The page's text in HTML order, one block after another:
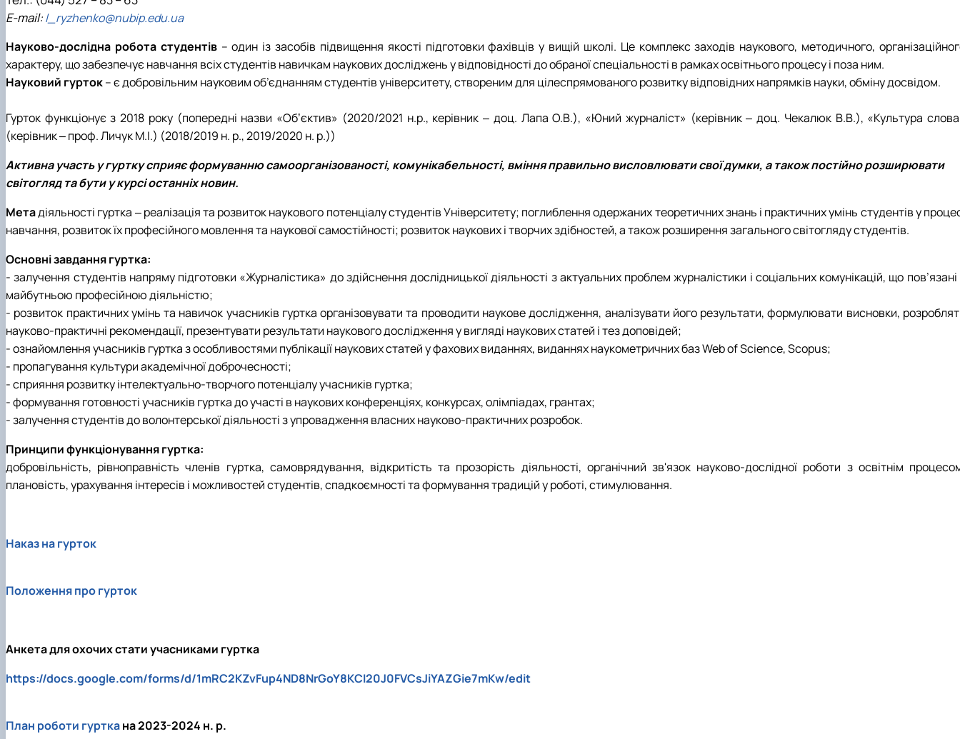
Е-mail:l_ryzhenko@nubip.edu.ua
Науково-дослідна робота студентів– один із засобів підвищення якості підготовки фахівців у вищій школі. Це комплекс заходів наукового, методичного,
характеру, що забезпечує навчання всіх студентів навичкам наукових досліджень у відповідності до обраної спеціальності в рамках освітнього процесу і поза ним.
Науковий гурток– є добровільним науковим об’єднанням студентів університету, створеним для цілеспрямованого розвитку відповідних напрямків науки, обміну досвідом.
Гурток функціонує з 2018 року (попередні назви «Обʼєктив» (2020/2021 н.р., керівник ‒ доц. Лапа О.В.), «Юний журналіст» (керівник ‒ доц. Чекалюк В.В.), «Культура
(керівник ‒ проф. Личук М.І.) (2018/2019 н. р., 2019/2020 н. р.))
Активна участь у гуртку сприяє формуванню самоорганізованості, комунікабельності, вміння правильно висловлювати свої думки, а також постійно розширювати
світогляд та бути у курсі останніх новин.
Метадіяльності гуртка ‒ реалізація та розвиток наукового потенціалу студентів Університету; поглиблення одержаних теоретичних знань і практичних умінь студентів у
навчання, розвиток їх професійного мовлення та наукової самостійності; розвиток наукових і творчих здібностей, а також розширення загального світогляду студентів.
Основні завдання гуртка:
- залучення студентів напряму підготовки «Журналістика» до здійснення дослідницької діяльності з актуальних проблем журналістики і соціальних комунікацій, що пов’язані
майбутньою професійною діяльністю;
- розвиток практичних умінь та навичок учасників гуртка організовувати та проводити наукове дослідження, аналізувати його результати, формулювати висновки,
науково-практичні рекомендації, презентувати результати наукового дослідження у вигляді наукових статей і тез доповідей;
- ознайомлення учасників гуртка з особливостями публікації наукових статей у фахових виданнях, виданнях наукометричних баз Web of Science, Scopus;
- пропагування культури академічної доброчесності;
- сприяння розвитку інтелектуально-творчого потенціалу учасників гуртка;
- формування готовності учасників гуртка до участі в наукових конференціях, конкурсах, олімпіадах, грантах;
- залучення студентів до волонтерської діяльності з упровадження власних науково-практичних розробок.
Принципи функціонування гуртка:
добровільність, рівноправність членів гуртка, самоврядування, відкритість та прозорість діяльності, органічний зв'язок науково-дослідної роботи з освітнім
плановість, урахування інтересів і можливостей студентів, спадкоємності та формування традицій у роботі, стимулювання.
Наказ на гурток
Положення про гурток
Анкета для охочих стати учасниками гуртка
https://docs.google.com/forms/d/1mRC2KZvFup4ND8NrGoY8KCI20J0FVCsJiYAZGie7mKw/edit
План роботи гурткана 2023-2024 н. р.